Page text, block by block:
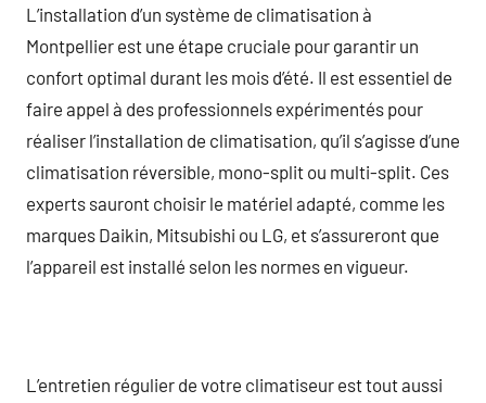
L’installation d’un système de climatisation à
Montpellier est une étape cruciale pour garantir un
confort optimal durant les mois d’été. Il est essentiel de
faire appel à des professionnels expérimentés pour
réaliser l’installation de climatisation, qu’il s’agisse d’une
climatisation réversible, mono-split ou multi-split. Ces
experts sauront choisir le matériel adapté, comme les
marques Daikin, Mitsubishi ou LG, et s’assureront que
l’appareil est installé selon les normes en vigueur.
L’entretien régulier de votre climatiseur est tout aussi